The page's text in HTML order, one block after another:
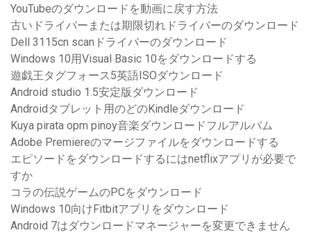
YouTubeのダウンロードを動画に戻す方法
古いドライバーまたは期限切れドライバーのダウンロード
Dell 3115cn scanドライバーのダウンロード
Windows 10用Visual Basic 10をダウンロードする
遊戯王タグフォース5英語ISOダウンロード
Android studio 1.5安定版ダウンロード
Androidタブレット用のどのKindleダウンロード
Kuya pirata opm pinoy音楽ダウンロードフルアルバム
Adobe Premiereのマージファイルをダウンロードする
エピソードをダウンロードするにはnetflixアプリが必要で
すか
コラの伝説ゲームのPCをダウンロード
Windows 10向けFitbitアプリをダウンロード
Android 7はダウンロードマネージャーを変更できません